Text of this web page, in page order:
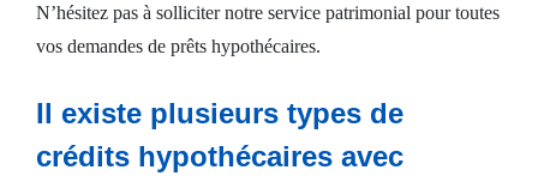
N’hésitez pas à solliciter notre service patrimonial pour toutes
vos demandes de prêts hypothécaires.
Il existe plusieurs types de
crédits hypothécaires avec